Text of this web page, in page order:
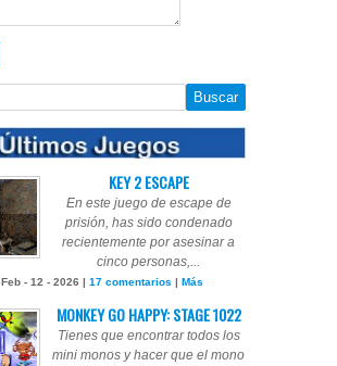
KEY 2 ESCAPE
En este juego de escape de
prisión, has sido condenado
recientemente por asesinar a
cinco personas,...
Feb - 12 - 2026 | 17 comentarios | Más
MONKEY GO HAPPY: STAGE 1022
Tienes que encontrar todos los
mini monos y hacer que el mono